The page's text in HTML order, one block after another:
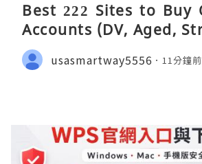
Best 222 Sites to Buy
Accounts (DV, Aged,
fied)
usasmartway5556 11分鐘前